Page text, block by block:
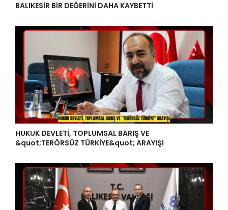
BALIKESİR BİR DEĞERİNİ DAHA KAYBETTİ
HUKUK DEVLETİ, TOPLUMSAL BARIŞ VE
&quot;TERÖRSÜZ TÜRKİYE&quot; ARAYIŞI